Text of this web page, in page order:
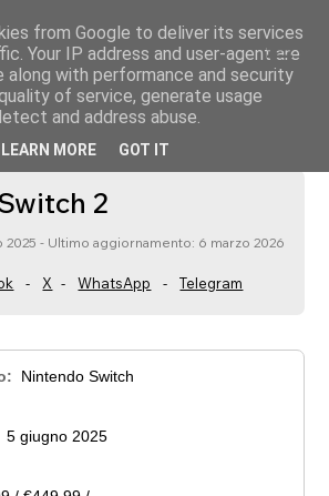
menu
Nintendo Switch 2
2
2025 - Ultimo aggiornamento: 6 marzo 2026
- X - WhatsApp - Telegram
Nintendo Switch
5 giugno 2025
from Google to deliver its services
Your IP address and user-agent are
along with performance and security
of service, generate usage
and address abuse.
LEARN MORE GOT IT